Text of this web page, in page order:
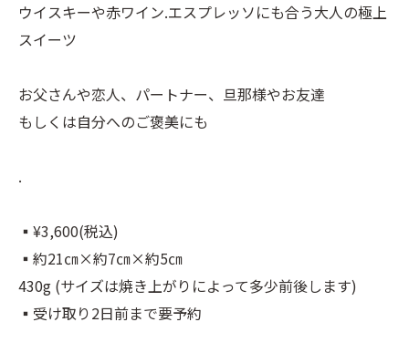
ウイスキーや赤ワイン.エスプレッソにも合う大人の極上
スイーツ
お父さんや恋人、パートナー、旦那様やお友達
もしくは自分へのご褒美にも
.
▪︎¥3,600(税込)
▪︎約21㎝×約7㎝×約5㎝
430g (サイズは焼き上がりによって多少前後します)
▪︎受け取り2日前まで要予約